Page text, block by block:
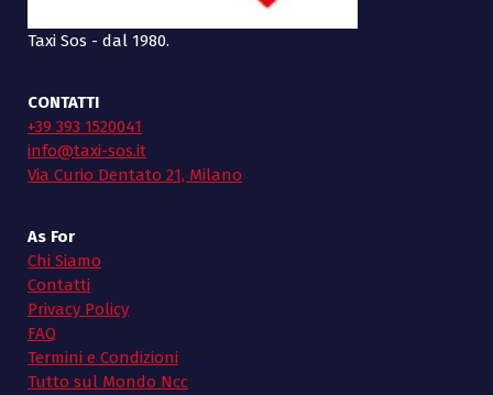
Taxi Sos - dal 1980.
CONTATTI
+39 393 1520041
info@taxi-sos.it
Via Curio Dentato 21, Milano
As For
Chi Siamo
Contatti
Privacy Policy
FAQ
Termini e Condizioni
Tutto sul Mondo Ncc